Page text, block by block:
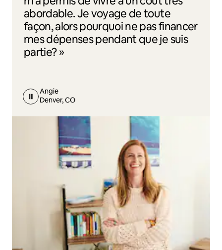
abordable. Je voyage de toute
façon, alors pourquoi ne pas financer
mes dépenses pendant que je suis
partie? »
Angie
Denver, CO